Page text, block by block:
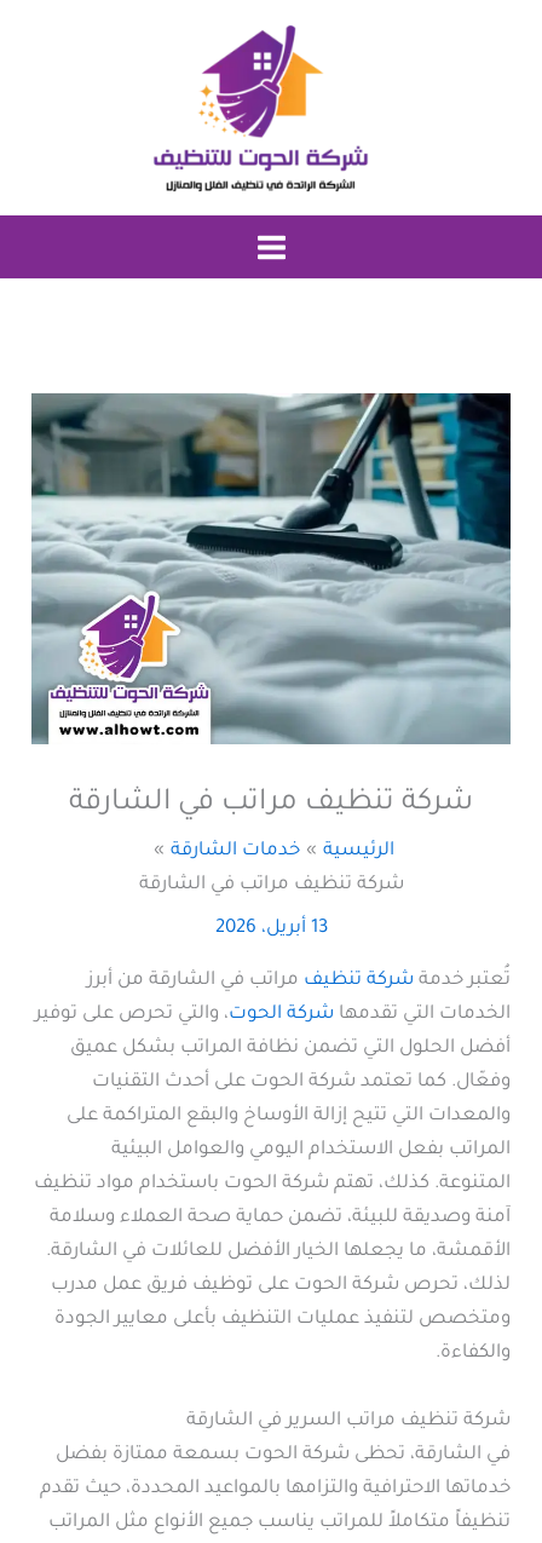
شركة تنظيف مراتب في الشارقة
الرئيسية
خدمات الشارقة
شركة تنظيف مراتب في الشارقة
13 أبريل، 2026
تُعتبر خدمة شركة تنظيف مراتب في الشارقة من أبرز
الخدمات التي تقدمها شركة الحوت، والتي تحرص على توفير
أفضل الحلول التي تضمن نظافة المراتب بشكل عميق
وفعّال. كما تعتمد شركة الحوت على أحدث التقنيات
والمعدات التي تتيح إزالة الأوساخ والبقع المتراكمة على
المراتب بفعل الاستخدام اليومي والعوامل البيئية
المتنوعة. كذلك، تهتم شركة الحوت باستخدام مواد تنظيف
آمنة وصديقة للبيئة، تضمن حماية صحة العملاء وسلامة
الأقمشة، ما يجعلها الخيار الأفضل للعائلات في الشارقة.
لذلك، تحرص شركة الحوت على توظيف فريق عمل مدرب
ومتخصص لتنفيذ عمليات التنظيف بأعلى معايير الجودة
والكفاءة.
شركة تنظيف مراتب السرير في الشارقة
في الشارقة، تحظى شركة الحوت بسمعة ممتازة بفضل
خدماتها الاحترافية والتزامها بالمواعيد المحددة، حيث تقدم
تنظيفاً متكاملاً للمراتب يناسب جميع الأنواع مثل المراتب